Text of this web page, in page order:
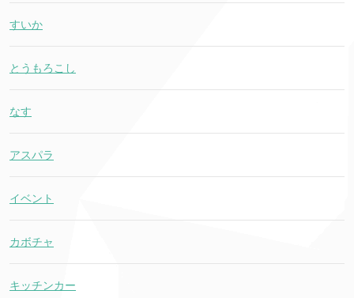
すいか
とうもろこし
なす
アスパラ
イベント
カボチャ
キッチンカー